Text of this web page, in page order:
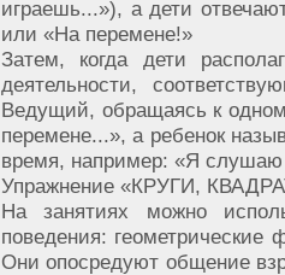
играешь...»), а дети
или «На перемене!»
Затем, когда дети
деятельности,
Ведущий, обращаясь к
перемене...», а ребенок
время, например: «Я слушаю
Упражнение «КРУГИ,
На занятиях можно
поведения: геометрические
Они опосредуют общение